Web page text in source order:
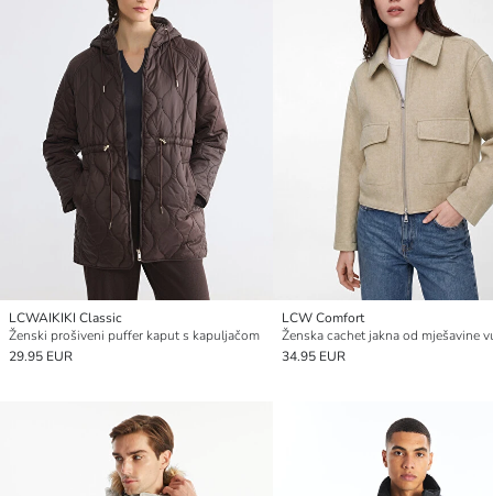
LCWAIKIKI Classic
Ženski prošiveni puffer kaput s kapuljačom
29.95 EUR
LCW Comfort
Ženska cachet jakna od mješavine
34.95 EUR